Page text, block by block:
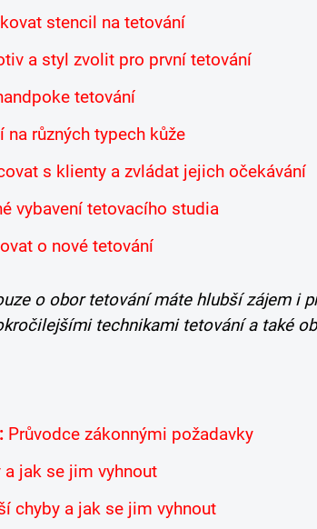
stencil na tetování
a styl zvolit pro první tetování
tetování
na různých typech kůže
s klienty a zvládat jejich očekávání
vybavení tetovacího studia
o nové tetování
o obor tetování máte hlubší zájem i
technikami tetování a také
Průvodce zákonnými požadavky
jak se jim vyhnout
chyby a jak se jim vyhnout